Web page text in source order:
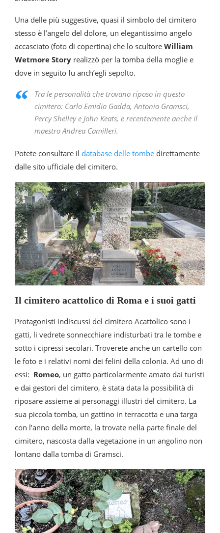
Una delle più suggestive, quasi il simbolo del cimitero
stesso è l’angelo del dolore, un elegantissimo angelo
accasciato (foto di copertina) che lo scultore William
Wetmore Story realizzò per la tomba della moglie e
dove in seguito fu anch’egli sepolto.
Tra le personalità che trovano riposo in questo
cimitero: Carlo Emidio Gadda, Antonio Gramsci,
Percy Shelleye John Keats, e recentemente anche il
maestro Andrea Camilleri.
Potete consultare il database delle tombe direttamente
dalle sito ufficiale del cimitero.
Il cimitero acattolico di Roma e i suoi gatti
Protagonisti indiscussi del cimitero Acattolico sono i
gatti, li vedrete sonnecchiare indisturbati tra le tombe e
sotto i cipressi secolari. Troverete anche un cartello con
le foto e i relativi nomi dei felini della colonia. Ad uno di
essi: Romeo, un gatto particolarmente amato dai turisti
e dai gestori del cimitero, è stata data la possibilità di
riposare assieme ai personaggi illustri del cimitero. La
sua piccola tomba, un gattino in terracotta e una targa
con l’anno della morte, la trovate nella parte finale del
cimitero, nascosta dalla vegetazione in un angolino non
lontano dalla tomba di Gramsci.